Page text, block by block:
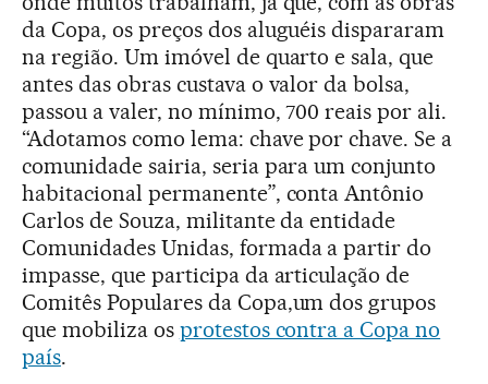
da Copa, os preços dos aluguéis dispararam
na região. Um imóvel de quarto e sala, que
antes das obras custava o valor da bolsa,
passou a valer, no mínimo, 700 reais por ali.
“Adotamos como lema: chave por chave. Se a
comunidade sairia, seria para um conjunto
habitacional permanente”, conta Antônio
Carlos de Souza, militante da entidade
Comunidades Unidas, formada a partir do
impasse, que participa da articulação de
Comitês Populares da Copa,um dos grupos
que mobiliza os protestos contra a Copa no
país.